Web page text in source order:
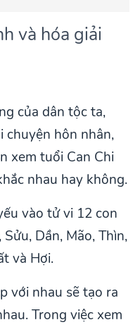
và hóa giải
của dân tộc ta,
chuyện hôn nhân,
xem tuổi Can Chi
nhau hay không.
vào tử vi 12 con
Dần, Mão, Thìn,
và Hợi.
với nhau sẽ tạo ra
Trong việc xem